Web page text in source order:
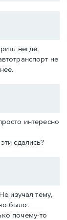
негде.
не
интересно
сдались?
изучал тему,
было.
почему-то